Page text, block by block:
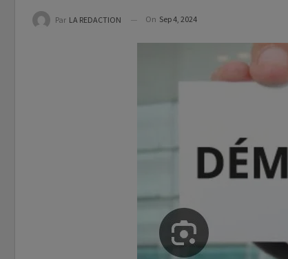
Par LA REDACTION On Sep 4, 2024